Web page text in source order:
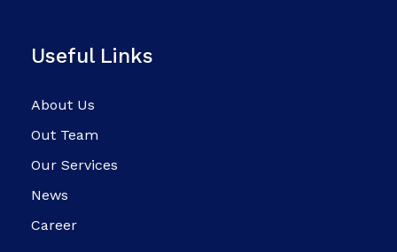
Useful Links
About Us
Out Team
Our Services
News
Career